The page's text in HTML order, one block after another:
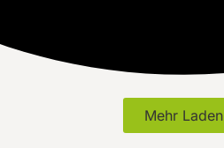
Mehr Laden